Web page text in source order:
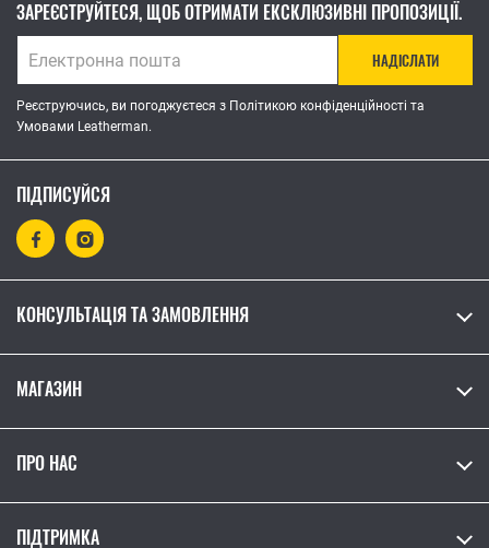
ЗАРЕЄСТРУЙТЕСЯ, ЩОБ ОТРИМАТИ ЕКСКЛЮЗИВНІ ПРОПОЗИЦІЇ.
НАДІСЛАТИ
Реєструючись, ви погоджуєтеся з Політикою конфіденційності та
Умовами Leatherman.
ПІДПИСУЙСЯ
КОНСУЛЬТАЦІЯ ТА ЗАМОВЛЕННЯ
МАГАЗИН
ПРО НАС
ПІДТРИМКА